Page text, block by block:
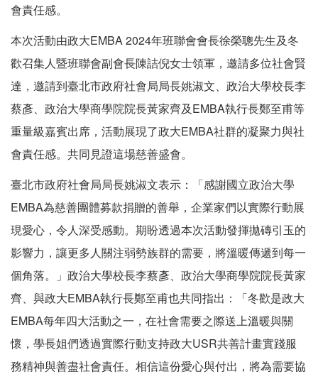
會責任感。
本次活動由政大EMBA 2024年班聯會會長徐榮聰先生及冬
歡召集人暨班聯會副會長陳詰倪女士領軍，邀請多位社會賢
達，邀請到臺北市政府社會局局長姚淑文、政治大學校長李
蔡彥、政治大學商學院院長黃家齊及EMBA執行長鄭至甫等
重量級嘉賓出席，活動展現了政大EMBA社群的凝聚力與社
會責任感。共同見證這場慈善盛會。
臺北市政府社會局局長姚淑文表示：「感謝國立政治大學
EMBA為慈善團體募款捐贈的善舉，企業家們以實際行動展
現愛心，令人深受感動。期盼透過本次活動發揮拋磚引玉的
影響力，讓更多人關注弱勢族群的需要，將溫暖傳遞到每一
個角落。」政治大學校長李蔡彥、政治大學商學院院長黃家
齊、與政大EMBA執行長鄭至甫也共同指出：「冬歡是政大
EMBA每年四大活動之一，在社會需要之際送上溫暖與關
懷，學長姐們透過實際行動支持政大USR共善計畫實踐服
務精神與善盡社會責任。相信這份愛心與付出，將為需要協